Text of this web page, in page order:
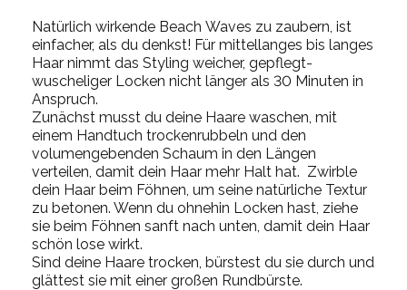
Natürlich wirkende Beach Waves zu zaubern, ist
einfacher, als du denkst! Für mittellanges bis langes
Haar nimmt das Styling weicher, gepflegt-
wuscheliger Locken nicht länger als 30 Minuten in
Anspruch.
Zunächst musst du deine Haare waschen, mit
einem Handtuch trockenrubbeln und den
volumengebenden Schaum in den Längen
verteilen, damit dein Haar mehr Halt hat. Zwirble
dein Haar beim Föhnen, um seine natürliche Textur
zu betonen. Wenn du ohnehin Locken hast, ziehe
sie beim Föhnen sanft nach unten, damit dein Haar
schön lose wirkt.
Sind deine Haare trocken, bürstest du sie durch und
glättest sie mit einer großen Rundbürste.